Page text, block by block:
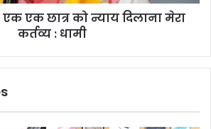
एक छात्र को न्याय दिलाना मेरा
कर्तव्य : धामी